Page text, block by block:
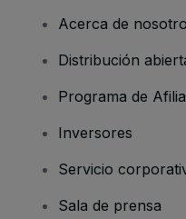
Acerca de
Distribución
Programa de
Inversores
Servicio
Sala de prensa